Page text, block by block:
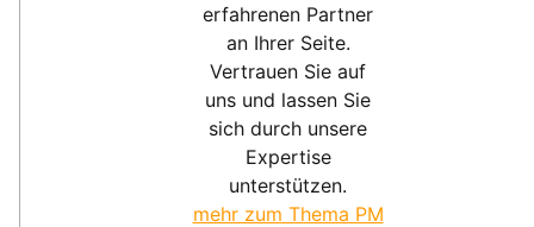
erfahrenen Partner
an Ihrer Seite.
Vertrauen Sie auf
uns und lassen Sie
sich durch unsere
Expertise
unterstützen.
mehr zum Thema PM